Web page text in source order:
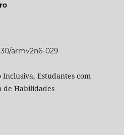
armv2n6-029
Inclusiva, Estudantes com
de Habilidades